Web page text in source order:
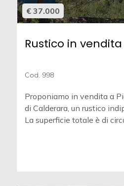
€ 37.000
Rustico in
Cod. 998
Proponiamo in vendita a
di Calderara, un rustico
La superficie totale è di